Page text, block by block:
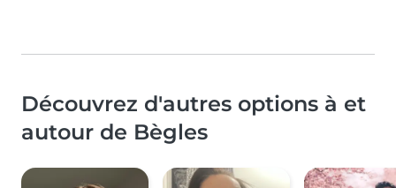
Découvrez d'autres options à et
autour de Bègles